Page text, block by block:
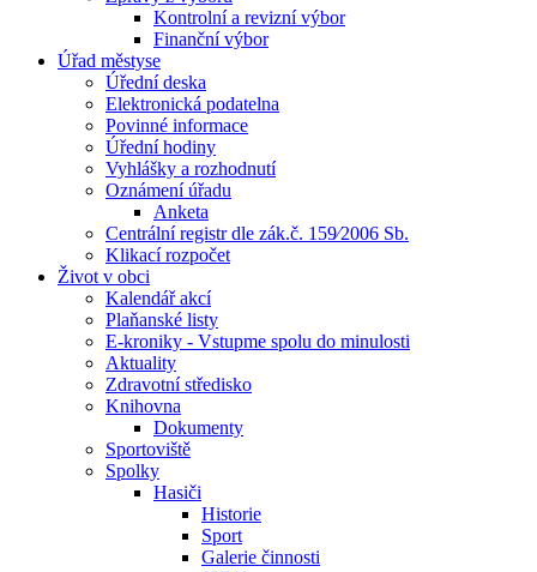
Kontrolní a revizní výbor
Finanční výbor
Úřad městyse
Úřední deska
Elektronická podatelna
Povinné informace
Úřední hodiny
Vyhlášky a rozhodnutí
Oznámení úřadu
Anketa
Centrální registr dle zák.č. 159⁄2006 Sb.
Klikací rozpočet
Život v obci
Kalendář akcí
Plaňanské listy
E-kroniky - Vstupme spolu do minulosti
Aktuality
Zdravotní středisko
Knihovna
Dokumenty
Sportoviště
Spolky
Hasiči
Historie
Sport
Galerie činnosti